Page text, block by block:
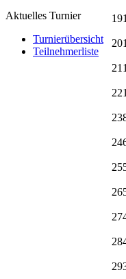
Aktuelles Turnier
Turnierübersicht
Teilnehmerliste
19
20
21
22
23
24
25
26
27
28
29